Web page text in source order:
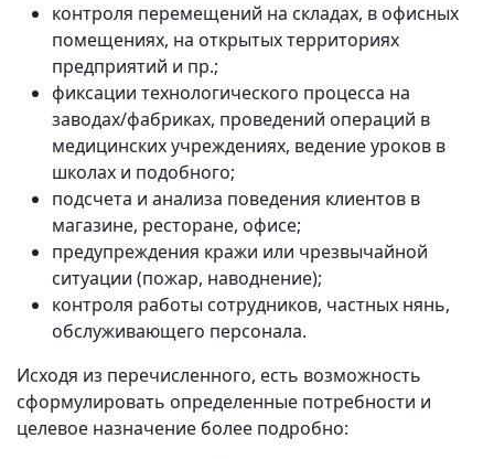
контроля перемещений на складах, в офисных
помещениях, на открытых территориях
предприятий и пр.;
фиксации технологического процесса на
заводах/фабриках, проведений операций в
медицинских учреждениях, ведение уроков в
школах и подобного;
подсчета и анализа поведения клиентов в
магазине, ресторане, офисе;
предупреждения кражи или чрезвычайной
ситуации (пожар, наводнение);
контроля работы сотрудников, частных нянь,
обслуживающего персонала.
Исходя из перечисленного, есть возможность
сформулировать определенные потребности и
целевое назначение более подробно: